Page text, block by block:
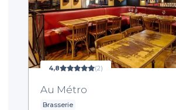
4,8 (2)
Au Métro
Brasserie